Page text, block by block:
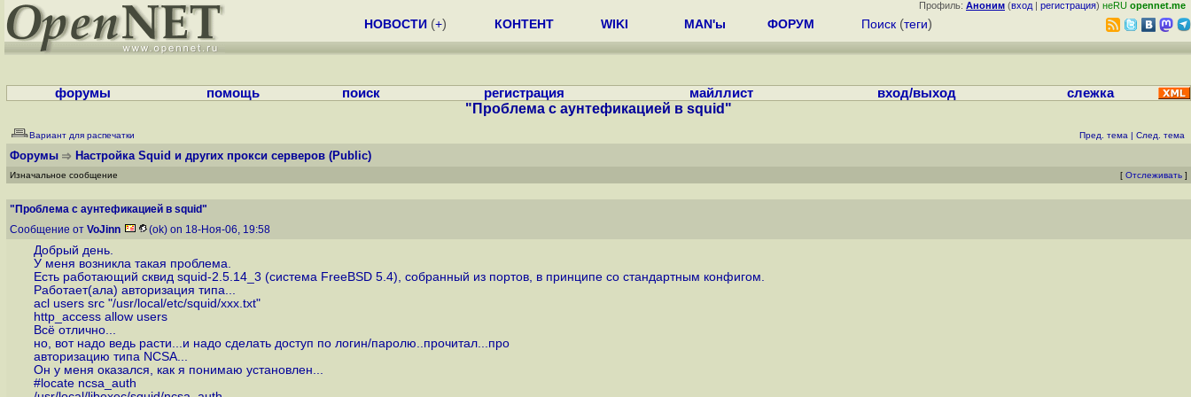
Профиль: Аноним (вход | регистрация) неRU opennet.me
НОВОСТИ (+) КОНТЕНТ WIKI MAN'ы ФОРУМ Поиск (теги)
форумы помощь поиск регистрация майллист вход/выход слежка
"Проблема с аунтефикацией в squid"
Вариант для распечатки Пред. тема | След. тема
Форумы Настройка Squid и других прокси серверов (Public)
Изначальное сообщение [ Отслеживать ]
"Проблема с аунтефикацией в squid"
Сообщение от VoJinn (ok) on 18-Ноя-06, 19:58
Добрый день.
У меня возникла такая проблема.
Есть работающий сквид squid-2.5.14_3 (система FreeBSD 5.4), собранный из портов, в принципе со стандартным конфигом.
Работает(ала) авторизация типа...
acl users src "/usr/local/etc/squid/ххх.txt"
http_access allow users
Всё отлично...
но, вот надо ведь расти...и надо сделать доступ по логин/паролю..прочитал...про
авторизацию типа NCSA...
Он у меня оказался, как я понимаю установлен...
#locate ncsa_auth